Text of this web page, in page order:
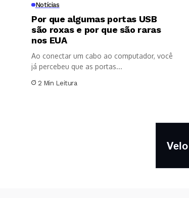
Notícias
Por que algumas portas USB
são roxas e por que são raras
nos EUA
Ao conectar um cabo ao computador, você
já percebeu que as portas...
2 Min Leitura